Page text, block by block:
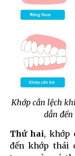
Khớp cắn lệch
dẫn đến
Thứ hai, khớp
đến khớp thái